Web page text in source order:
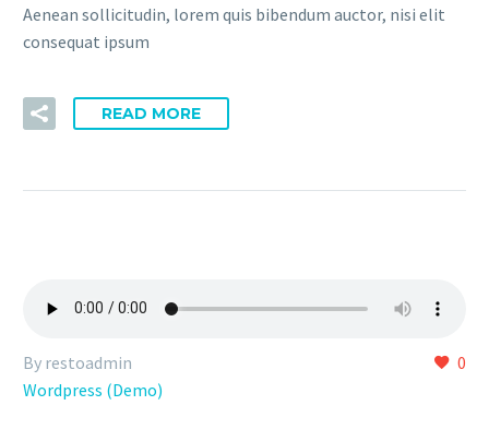
Aenean sollicitudin, lorem quis bibendum auctor, nisi elit
consequat ipsum
READ MORE
0
By restoadmin
Wordpress (Demo)